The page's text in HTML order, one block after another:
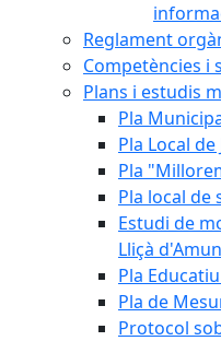
Reglament
Competències i
Plans i estudis
Pla
Pla Local
Pla
Pla local de
Estudi de
Lliçà
Pla
Pla de
Protocol